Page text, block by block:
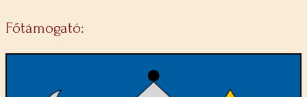
Főtámogató: